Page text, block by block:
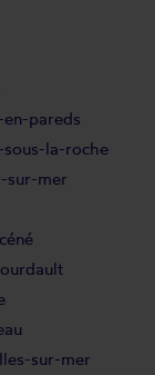
en-pareds
sous-la-roche
sur-mer
sur-mer